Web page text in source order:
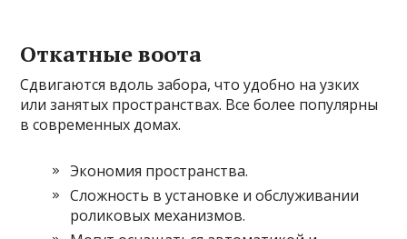
Откатные воота
Сдвигаются вдоль забора, что удобно на узких
или занятых пространствах. Все более популярны
в современных домах.
Экономия пространства.
Сложность в установке и обслуживании
роликовых механизмов.